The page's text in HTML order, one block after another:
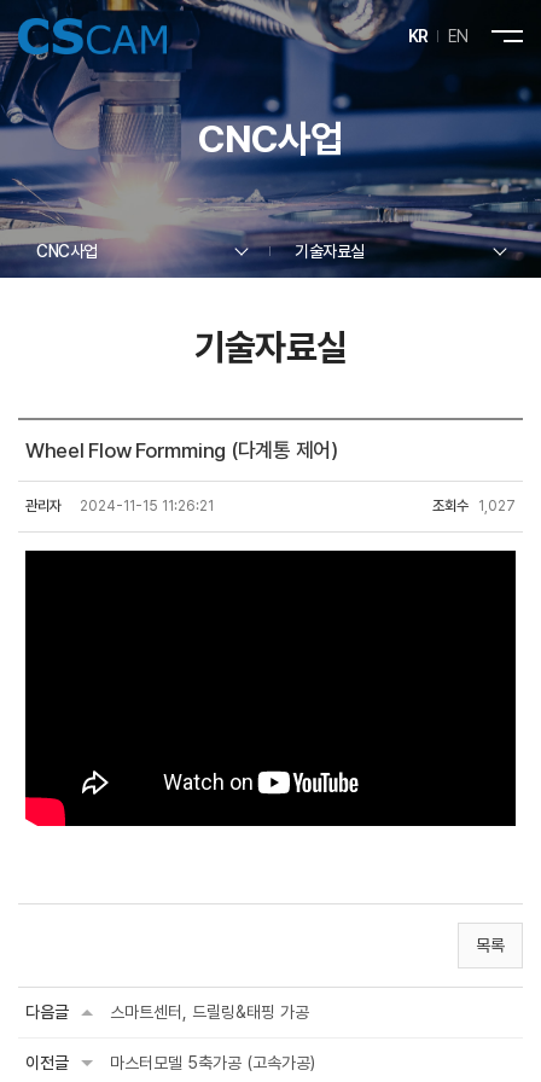
KR EN
CNC사업
CNC사업 기술자료실
기술자료실
Wheel Flow Formming (다계통 제어)
관리자 2024-11-15 11:26:21 조회수 1,027
목록
다음글 스마트센터, 드릴링&태핑 가공
이전글 마스터모델 5축가공 (고속가공)